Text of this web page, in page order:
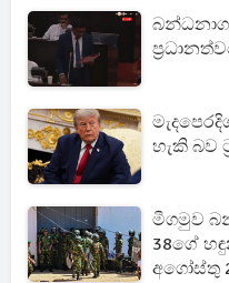
හැකි බව
මීගමුව
38ගේ
අගෝස්තු